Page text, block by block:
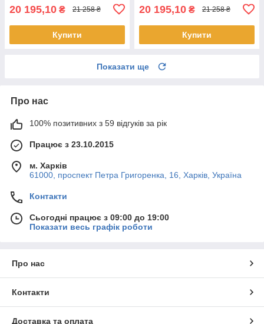
20 195,10 ₴ 21 258 ₴
Купити
20 195,10 ₴ 21 258 ₴
Купити
Показати ще
Про нас
100% позитивних з 59 відгуків за рік
Працює з 23.10.2015
м. Харків
61000, проспект Петра Григоренка, 16, Харків, Україна
Контакти
Сьогодні працює з 09:00 до 19:00
Показати весь графік роботи
Про нас
Контакти
Доставка та оплата